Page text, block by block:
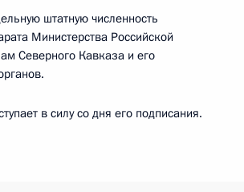
штатную численность
Министерства Российской
Северного Кавказа и его
в силу со дня его подписания.